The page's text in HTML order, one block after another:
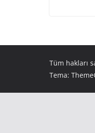
Tüm hakları
Tema: